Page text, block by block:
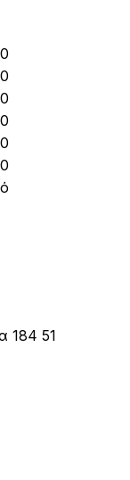
184 51